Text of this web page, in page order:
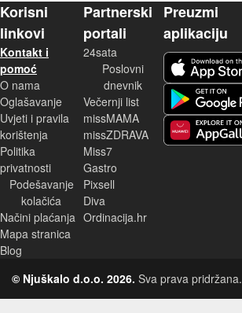
Korisni
linkovi
Kontakt i
pomoć
O nama
Oglašavanje
Uvjeti i pravila
korištenja
Politika
privatnosti
Podešavanje
kolačića
Načini plaćanja
Mapa stranica
Blog
Partnerski
portali
24sata
Poslovni
dnevnik
Večernji list
missMAMA
missZDRAVA
Miss7
Gastro
Pixsell
Diva
Ordinacija.hr
Preuzmi
aplikaciju
© Njuškalo d.o.o. 2026. Sva prava pridržana.